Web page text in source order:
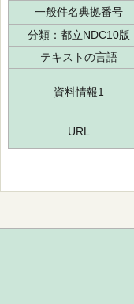
一般件名典拠番号
分類：都立NDC10版
テキストの言語
資料情報1
URL